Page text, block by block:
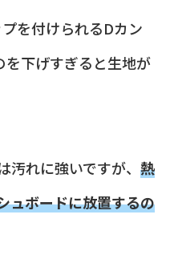
を付けられるDカン
下げすぎると生地が
れに強いですが、 熱
ュボードに放置するの